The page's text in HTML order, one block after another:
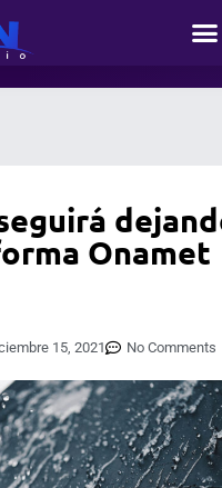
Onamet
15, 2021 No Comments